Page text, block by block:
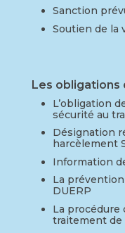
Sanction
Soutien de la
Les obligations
L’obligation
sécurité au
Désignation
harcèlement
Information
La
DUERP
La procédure
traitement de